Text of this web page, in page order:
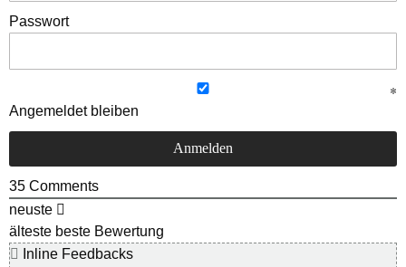
Passwort
Angemeldet bleiben
35 Comments
neuste
älteste beste Bewertung
Inline Feedbacks